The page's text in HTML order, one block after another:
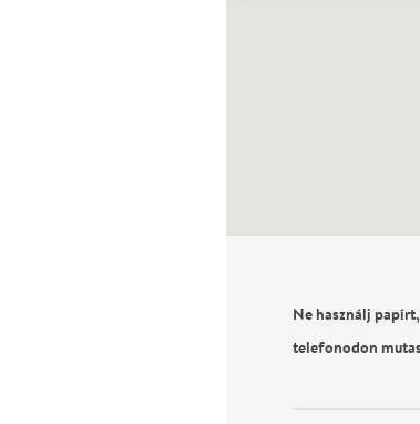
Ne használj
telefonodon